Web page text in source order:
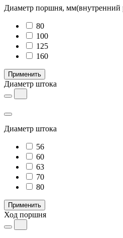
Диаметр поршня, мм(внутренний
80
100
125
160
Применить
Диаметр штока
Диаметр штока
56
60
63
70
80
Применить
Ход поршня